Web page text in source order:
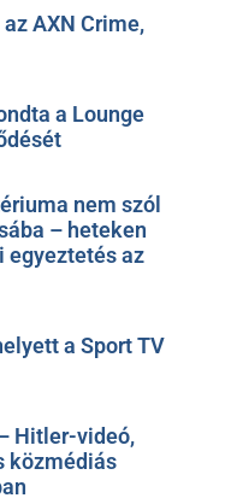
AXN Crime,
a Lounge
nem szól
– heteken
egyeztetés az
a Sport TV
Hitler-videó,
közmédiás